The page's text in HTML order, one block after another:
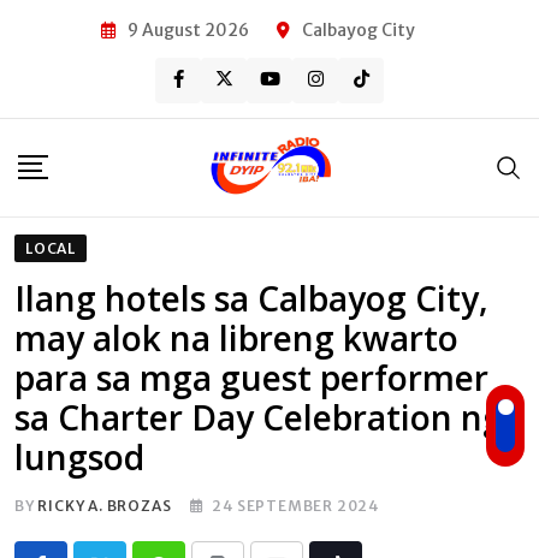
9 August 2026 Calbayog City
LOCAL
Ilang hotels sa Calbayog City,
may alok na libreng kwarto
para sa mga guest performer
sa Charter Day Celebration ng
lungsod
BY RICKY A. BROZAS 24 SEPTEMBER 2024